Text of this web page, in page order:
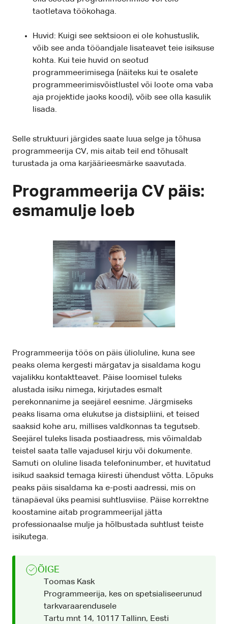
taotletava töökohaga.
Huvid: Kuigi see sektsioon ei ole kohustuslik,
võib see anda tööandjale lisateavet teie isiksuse
kohta. Kui teie huvid on seotud
programmeerimisega (näiteks kui te osalete
programmeerimisvõistlustel või loote oma vaba
aja projektide jaoks koodi), võib see olla kasulik
lisada.
Selle struktuuri järgides saate luua selge ja tõhusa
programmeerija CV, mis aitab teil end tõhusalt
turustada ja oma karjäärieesmärke saavutada.
Programmeerija CV päis:
esmamulje loeb
Programmeerija töös on päis ülioluline, kuna see
peaks olema kergesti märgatav ja sisaldama kogu
vajalikku kontaktteavet. Päise loomisel tuleks
alustada isiku nimega, kirjutades esmalt
perekonnanime ja seejärel eesnime. Järgmiseks
peaks lisama oma elukutse ja distsipliini, et teised
saaksid kohe aru, millises valdkonnas ta tegutseb.
Seejärel tuleks lisada postiaadress, mis võimaldab
teistel saata talle vajadusel kirju või dokumente.
Samuti on oluline lisada telefoninumber, et huvitatud
isikud saaksid temaga kiiresti ühendust võtta. Lõpuks
peaks päis sisaldama ka e-posti aadressi, mis on
tänapäeval üks peamisi suhtlusviise. Päise korrektne
koostamine aitab programmeerijal jätta
professionaalse mulje ja hõlbustada suhtlust teiste
isikutega.
ÕIGE
Toomas Kask
Programmeerija, kes on spetsialiseerunud
tarkvaraarendusele
Tartu mnt 14, 10117 Tallinn, Eesti